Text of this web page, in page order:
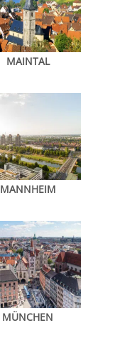
MAINTAL
MANNHEIM
MÜNCHEN